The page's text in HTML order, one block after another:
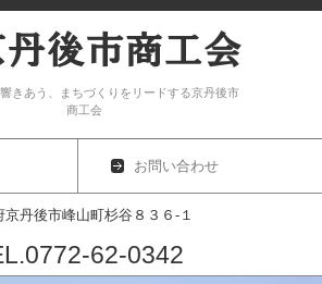
きあう、まちづくりをリードする京丹後市
商工会
お問い合わせ
京丹後市峰山町杉谷８３６-１
62-0342